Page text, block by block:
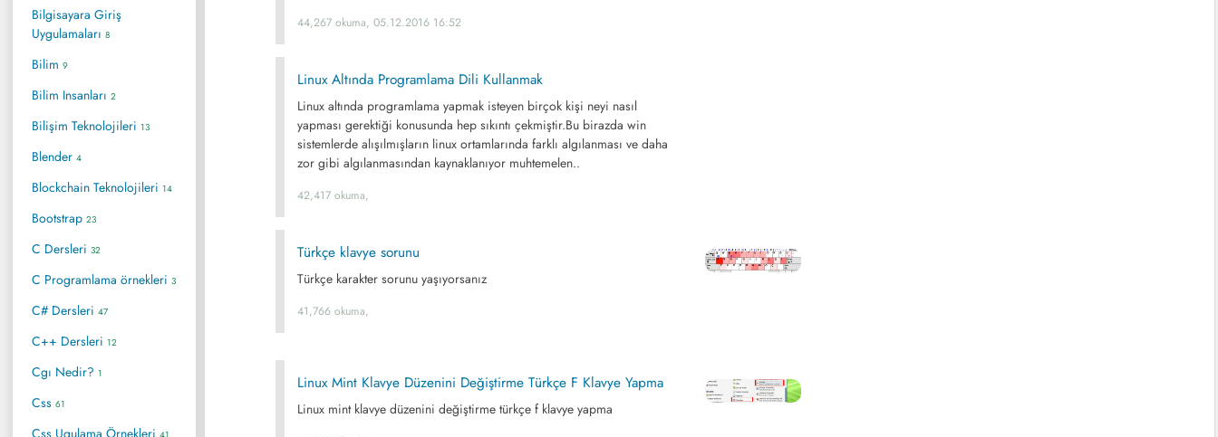
Bilgisayara Giriş
Uygulamaları 8
Bilim 9
Bilim Insanları 2
Bilişim Teknolojileri 13
Blender 4
Blockchain Teknolojileri 14
Bootstrap 23
C Dersleri 32
C Programlama örnekleri 3
C# Dersleri 47
C++ Dersleri 12
Cgı Nedir? 1
Css 61
Css Ugulama Örnekleri 41
44,267 okuma, 05.12.2016 16:52
Linux Altında Programlama Dili Kullanmak
Linux altında programlama yapmak isteyen birçok kişi neyi nasıl
yapması gerektiği konusunda hep sıkıntı çekmiştir.Bu birazda win
sistemlerde alışılmışların linux ortamlarında farklı algılanması ve daha
zor gibi algılanmasından kaynaklanıyor muhtemelen..
42,417 okuma,
Türkçe klavye sorunu
Türkçe karakter sorunu yaşıyorsanız
41,766 okuma,
Linux Mint Klavye Düzenini Değiştirme Türkçe F Klavye Yapma
Linux mint klavye düzenini değiştirme türkçe f klavye yapma